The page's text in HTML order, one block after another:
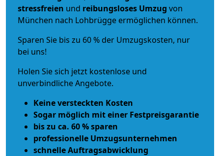
stressfreien und reibungsloses Umzug von
München nach Lohbrügge ermöglichen können.
Sparen Sie bis zu 60 % der Umzugskosten, nur
bei uns!
Holen Sie sich jetzt kostenlose und
unverbindliche Angebote.
Keine versteckten Kosten
Sogar möglich mit einer Festpreisgarantie
bis zu ca. 60 % sparen
professionelle Umzugsunternehmen
schnelle Auftragsabwicklung